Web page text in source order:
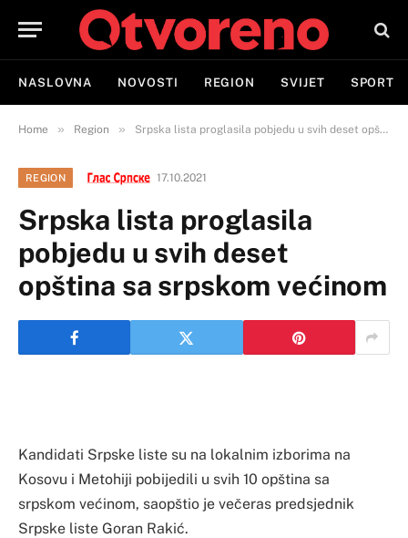
NASLOVNA NOVOSTI REGION SVIJET SPORT
Home » Region » Srpska lista proglasila pobjedu u svih deset opština sa srpskom većinom
REGION 17.10.2021
Srpska lista proglasila
pobjedu u svih deset
opština sa srpskom većinom
Kandidati Srpske liste su na lokalnim izborima na
Kosovu i Metohiji pobijedili u svih 10 opština sa
srpskom većinom, saopštio je večeras predsjednik
Srpske liste Goran Rakić.